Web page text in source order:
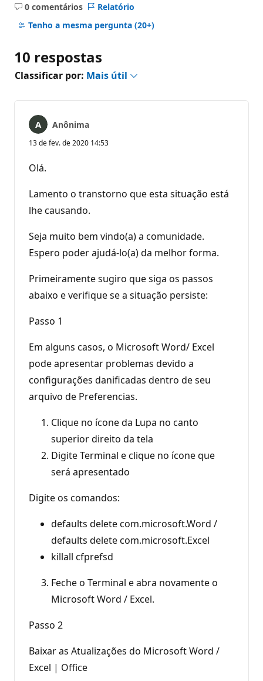
0 comentários
Sem
comentários
Relatório
Tenho a mesma pergunta (20+)
10 respostas
Classificar por: Mais útil
Anônima
13 de fev. de 2020 14:53
Olá.
Lamento o transtorno que esta situação está
lhe causando.
Seja muito bem vindo(a) a comunidade.
Espero poder ajudá-lo(a) da melhor forma.
Primeiramente sugiro que siga os passos
abaixo e verifique se a situação persiste:
Passo 1
Em alguns casos, o Microsoft Word/ Excel
pode apresentar problemas devido a
configurações danificadas dentro de seu
arquivo de Preferencias.
Clique no ícone da Lupa no canto
superior direito da tela
Digite Terminal e clique no ícone que
será apresentado
Digite os comandos:
defaults delete com.microsoft.Word /
defaults delete com.microsoft.Excel
killall cfprefsd
Feche o Terminal e abra novamente o
Microsoft Word / Excel.
Passo 2
Baixar as Atualizações do Microsoft Word /
Excel | Office